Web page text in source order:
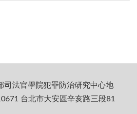
司法官學院犯罪防治研究中心地
台北市大安區辛亥路三段81